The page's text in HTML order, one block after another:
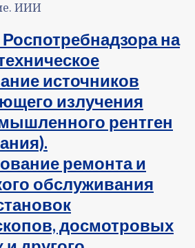
ИИИ
на
источников
излучения
рентген
ремонта и
обслуживания
досмотровых